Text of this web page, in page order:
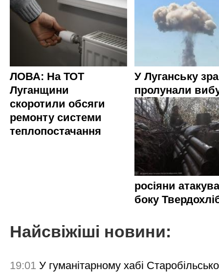
ЛОВА: На ТОТ
Луганщини
скоротили обсяги
ремонту системи
теплопостачання
У Луганську
пролунали
росіяни
боку
Найсвіжіші новини:
19:01 У гуманітарному хабі